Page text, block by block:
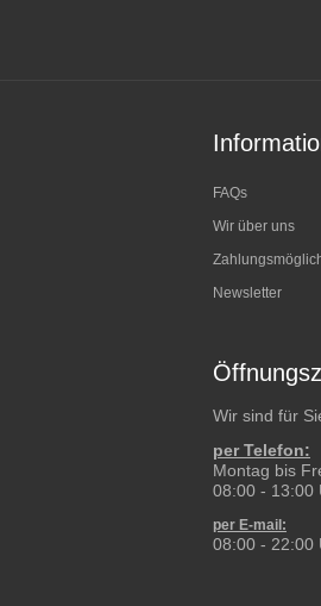
FAQs
Wir über uns
Newsletter
Wir sind für
per Telefon:
Montag bis
08:00 - 13:00
per E-mail:
08:00 - 22:00